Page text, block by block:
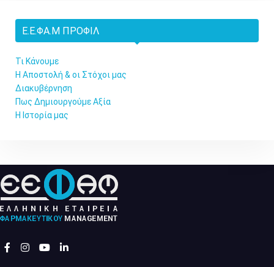
Ε.Ε.ΦΑ.Μ ΠΡΟΦΊΛ
Τι Κάνουμε
Η Αποστολή & οι Στόχοι μας
Διακυβέρνηση
Πως Δημιουργούμε Αξία
Η Ιστορία μας